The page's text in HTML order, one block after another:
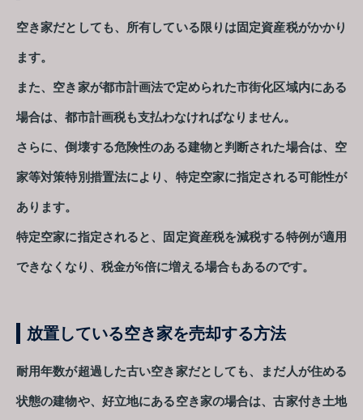
空き家だとしても、所有している限りは固定資産税がかかり
ます。
また、空き家が都市計画法で定められた市街化区域内にある
場合は、都市計画税も支払わなければなりません。
さらに、倒壊する危険性のある建物と判断された場合は、空
家等対策特別措置法により、特定空家に指定される可能性が
あります。
特定空家に指定されると、固定資産税を減税する特例が適用
できなくなり、税金が6倍に増える場合もあるのです。
放置している空き家を売却する方法
耐用年数が超過した古い空き家だとしても、まだ人が住める
状態の建物や、好立地にある空き家の場合は、古家付き土地